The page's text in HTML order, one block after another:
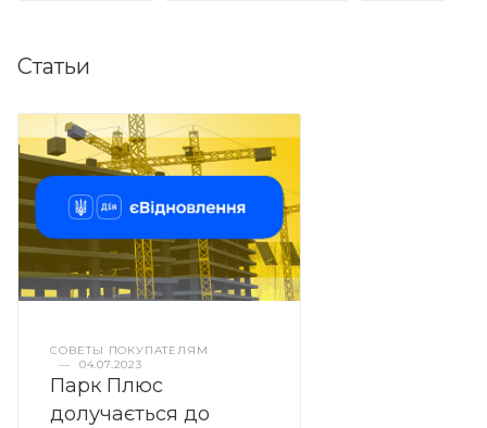
Статьи
СОВЕТЫ ПОКУПАТЕЛЯМ
—
04.07.2023
Парк Плюс
долучається до